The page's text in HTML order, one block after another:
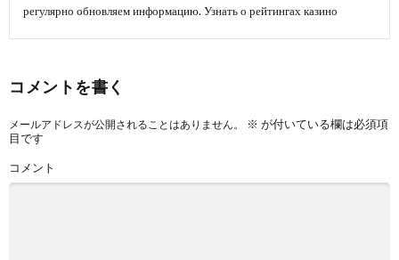
регулярно обновляем информацию. Узнать о рейтингах казино
コメントを書く
メールアドレスが公開されることはありません。 ※ が付いている欄は必須項
目です
コメント